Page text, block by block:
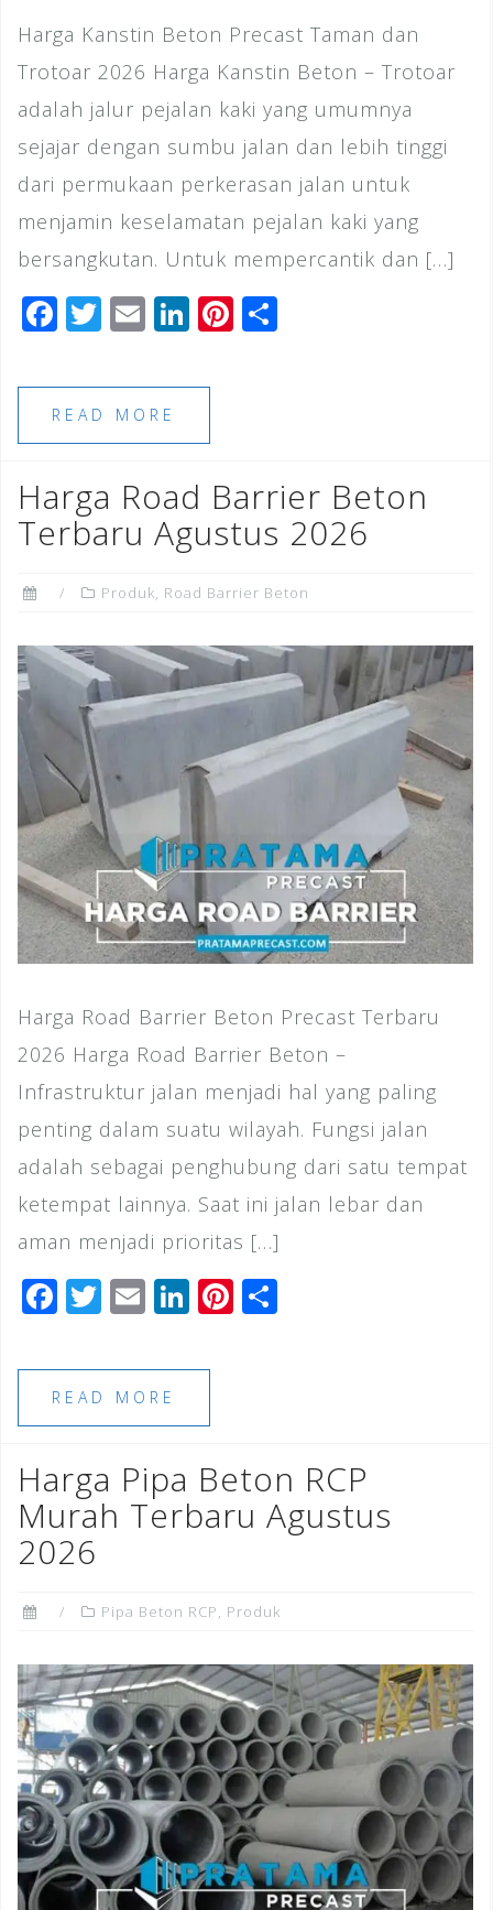
Harga Kanstin Beton Precast Taman dan
Trotoar 2026 Harga Kanstin Beton – Trotoar
adalah jalur pejalan kaki yang umumnya
sejajar dengan sumbu jalan dan lebih tinggi
dari permukaan perkerasan jalan untuk
menjamin keselamatan pejalan kaki yang
bersangkutan. Untuk mempercantik dan […]
F
c
e
b
o
o
k
T
tt
e
r
E
ai
l
Li
k
dI
n
Pi
st
READ MORE
Harga Road Barrier Beton
Terbaru Agustus 2026
Produk, Road Barrier Beton
Harga Road Barrier Beton Precast Terbaru
2026 Harga Road Barrier Beton –
Infrastruktur jalan menjadi hal yang paling
penting dalam suatu wilayah. Fungsi jalan
adalah sebagai penghubung dari satu tempat
ketempat lainnya. Saat ini jalan lebar dan
aman menjadi prioritas […]
F
c
e
b
o
o
k
T
tt
e
r
E
ai
l
Li
k
dI
n
Pi
st
READ MORE
Harga Pipa Beton RCP
Murah Terbaru Agustus
2026
Pipa Beton RCP, Produk